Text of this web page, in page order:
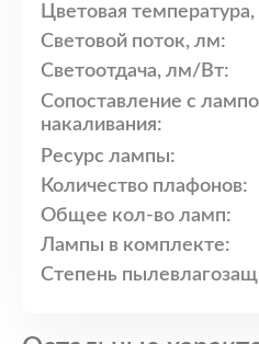
Цветовая температура,
Световой поток, лм:
Светоотдача, лм/Вт:
Сопоставление с
накаливания:
Ресурс лампы:
Количество плафонов:
Общее кол-во ламп:
Лампы в комплекте:
Степень